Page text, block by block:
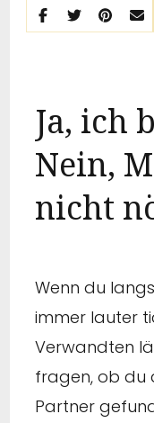
Ja, ich
Nein,
nicht
Wenn du
immer lauter
Verwandten
fragen, ob du
Partner